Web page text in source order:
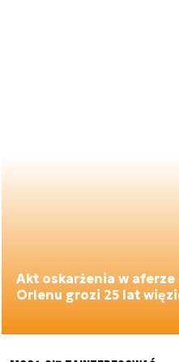
Akt oskarżenia w aferze
Orlenu grozi 25 lat